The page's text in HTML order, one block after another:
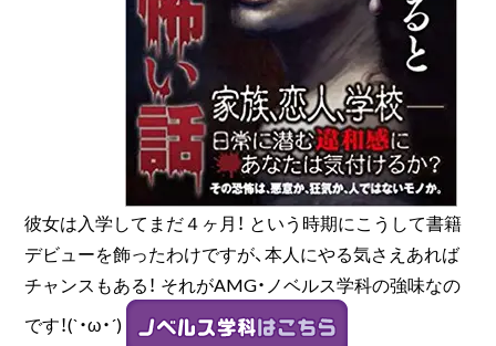
彼女は入学してまだ４ヶ月！ という時期にこうして書籍
デビューを飾ったわけですが、本人にやる気さえあれば
チャンスもある！ それがAMG・ノベルス学科の強味なの
です！(`・ω・´)